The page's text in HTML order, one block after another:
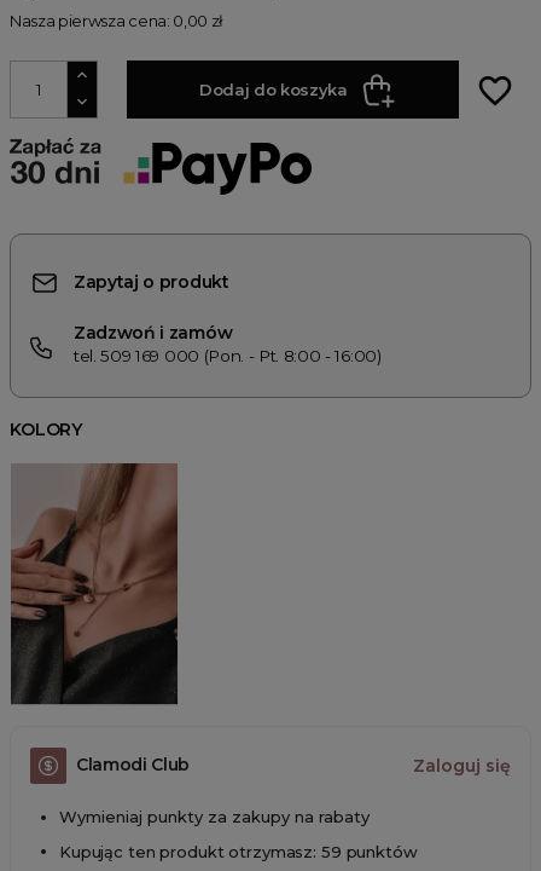
Nasza pierwsza cena: 0,00 zł
Dodaj do koszyka favorite_border
Zapytaj o produkt
Zadzwoń i zamów
tel. 509 169 000 (Pon. - Pt. 8:00 - 16:00)
KOLORY
Clamodi Club Zaloguj się
Wymieniaj punkty za zakupy na rabaty
Kupując ten produkt otrzymasz: 59 punktów